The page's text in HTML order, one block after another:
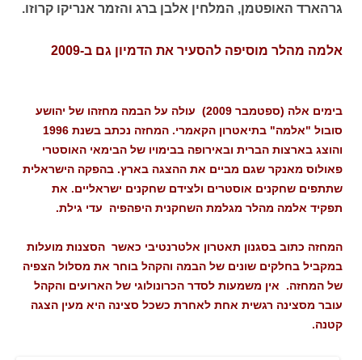
גרהארד האופטמן, המלחין אלבן ברג והזמר אנריקו קרוזו.
אלמה מהלר מוסיפה להסעיר את הדמיון גם ב-2009
בימים אלה (ספטמבר 2009) עולה על הבמה מחזהו של יהושע
סובול "אלמה" בתיאטרון הקאמרי. המחזה נכתב בשנת 1996
והוצג בארצות הברית ובאירופה בבימויו של הבימאי האוסטרי
פאולוס מאנקר שגם מביים את ההצגה בארץ. בהפקה הישראלית
שתתפים שחקנים אוסטרים ולצידם שחקנים ישראליים. את
תפקיד אלמה מהלר מגלמת השחקנית היפהפיה עדי גילת.
המחזה כתוב בסגנון תאטרון אלטרנטיבי כאשר הסצנות מועלות
במקביל בחלקים שונים של הבמה והקהל בוחר את מסלול הצפיה
של המחזה. אין משמעות לסדר הכרונולוגי של הארועים והקהל
עובר מסצינה רגשית אחת לאחרת כשכל סצינה היא מעין הצגה
קטנה.